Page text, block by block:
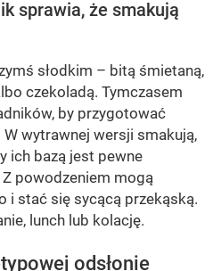
sprawia, że smakują
słodkim – bitą śmietaną,
czekoladą. Tymczasem
by przygotować
W wytrawnej wersji smakują,
ich bazą jest pewne
powodzeniem mogą
i stać się sycącą przekąską.
lunch lub kolację.
odsłonie